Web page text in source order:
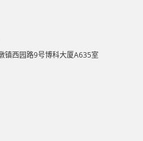
镇西园路9号博科大厦A635室